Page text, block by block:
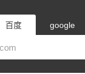
百度 google